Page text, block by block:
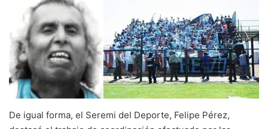
De igual forma, el Seremi del Deporte, Felipe Pérez,